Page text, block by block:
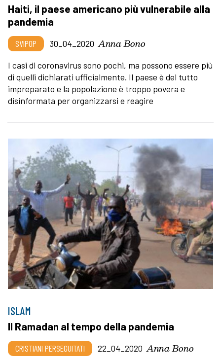
Haiti, il paese americano più vulnerabile alla
pandemia
SVIPOP 30_04_2020 Anna Bono
I casi di coronavirus sono pochi, ma possono essere più
di quelli dichiarati ufficialmente. Il paese è del tutto
impreparato e la popolazione è troppo povera e
disinformata per organizzarsi e reagire
ISLAM
Il Ramadan al tempo della pandemia
CRISTIANI PERSEGUITATI 22_04_2020 Anna Bono